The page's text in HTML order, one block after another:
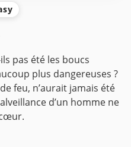
pas été les boucs
plus dangereuses ?
feu, n’aurait jamais été
d’un homme ne